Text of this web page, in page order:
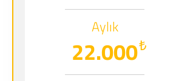
Aylık
₺
22.000